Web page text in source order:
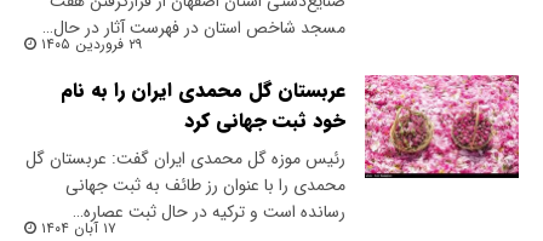
مسجد شاخص استان در فهرست آثار در حال…
۲۹ فروردین ۱۴۰۵
عربستان گل محمدی ایران را به نام
خود ثبت جهانی کرد
​رئیس موزه گل محمدی ایران گفت: عربستان گل
محمدی را با عنوان رز طائف به ثبت جهانی
رسانده است و ترکیه در حال ثبت عصاره…
۱۷ آبان ۱۴۰۴